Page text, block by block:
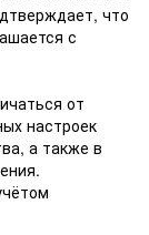
что
с
от
настроек
а также в